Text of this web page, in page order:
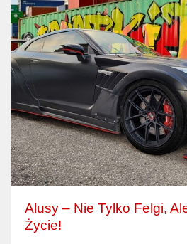
Alusy – Nie Tylko Felgi,
Życie!